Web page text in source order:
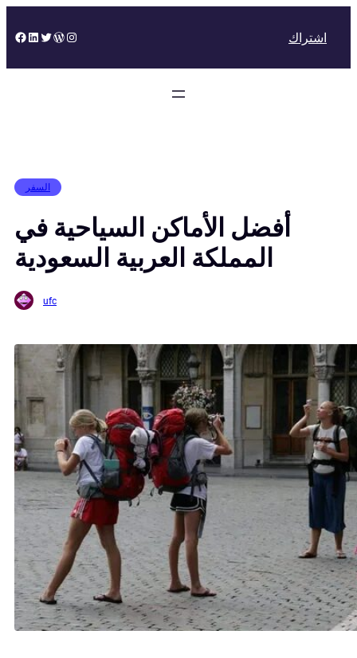
to
Facebook
LinkedIn
Twitter
WordPress
Instagram اشتراك
السفر
أفضل الأماكن السياحية في
المملكة العربية السعودية
ufc